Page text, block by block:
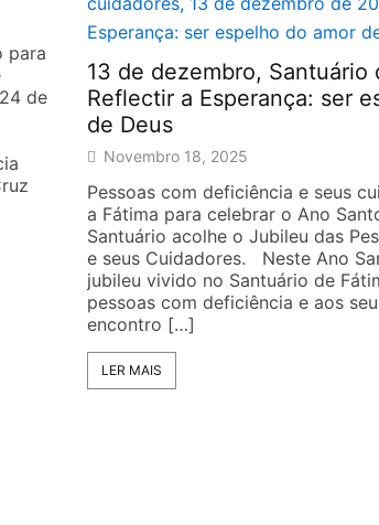
para
de
13 de dezembro, Santuário
Reflectir a Esperança: ser
de Deus
Novembro 18, 2025
Pessoas com deficiência e seus
a Fátima para celebrar o Ano
Santuário acolhe o Jubileu das
e seus Cuidadores. Neste Ano
jubileu vivido no Santuário de
pessoas com deficiência e aos
encontro […]
LER MAIS